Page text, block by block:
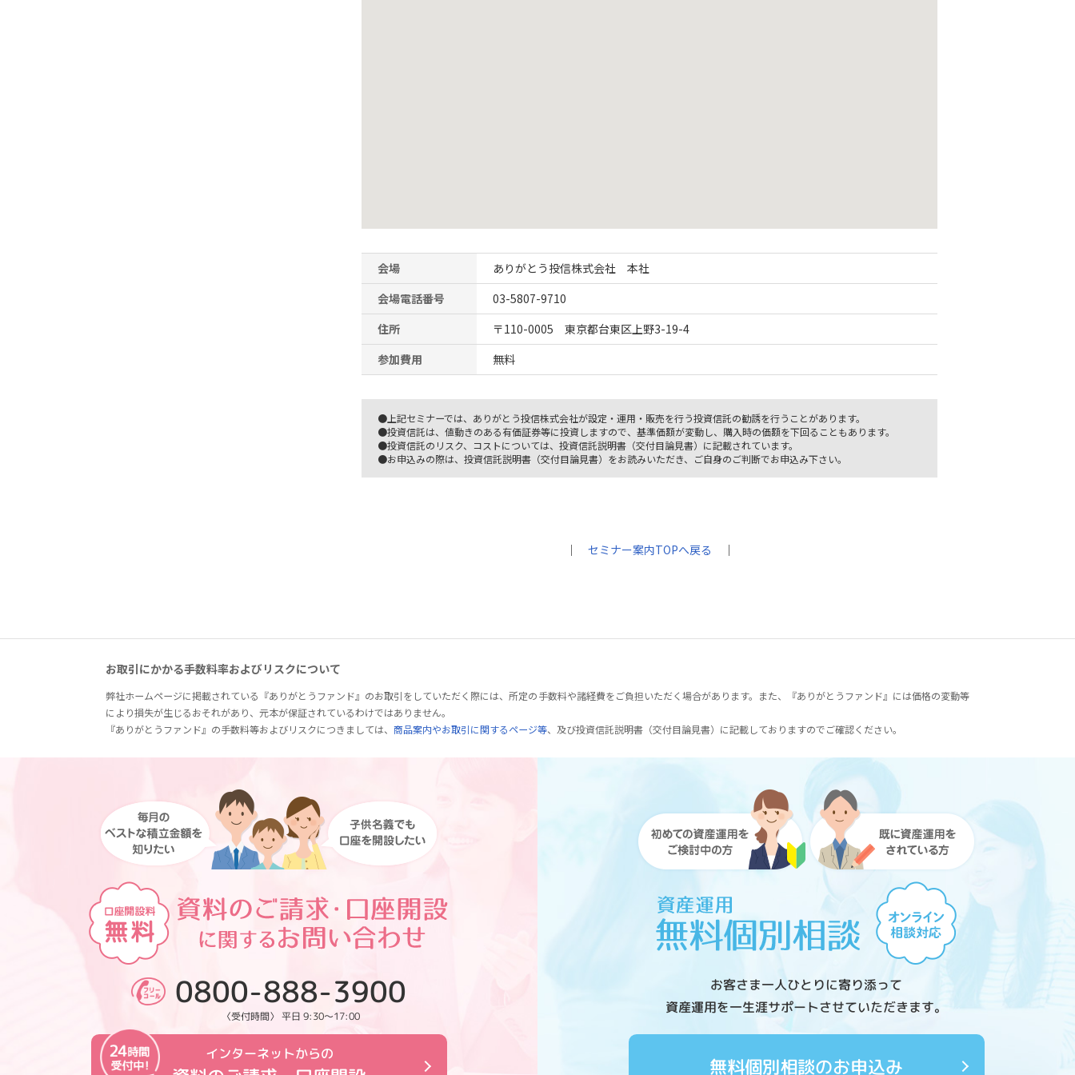
会場
ありがとう投信株式会社 本社
会場電話番号
03-5807-9710
住所
〒110-0005 東京都台東区上野3-19-4
参加費用
無料
●上記セミナーでは、ありがとう投信株式会社が設定・運用・販売を行う投資信託の勧誘を行うことがあります。
●投資信託は、値動きのある有価証券等に投資しますので、基準価額が変動し、購入時の価額を下回ることもあります。
●投資信託のリスク、コストについては、投資信託説明書（交付目論見書）に記載されています。
●お申込みの際は、投資信託説明書（交付目論見書）をお読みいただき、ご自身のご判断でお申込み下さい。
｜ セミナー案内TOPへ戻る ｜
お取引にかかる手数料率およびリスクについて
弊社ホームページに掲載されている『ありがとうファンド』のお取引をしていただく際には、所定の手数料や諸経費をご負担いただく場合があります。また、『ありがとうファンド』には価格の変動等
により損失が生じるおそれがあり、元本が保証されているわけではありません。
『ありがとうファンド』の手数料等およびリスクにつきましては、 商品案内やお取引に関するページ等、及び投資信託説明書（交付目論見書）に記載しておりますのでご確認ください。
0800-888-3900
〈受付時間〉 平日 9:30～17:00
インターネットからの
お客さま一人ひとりに寄り添って
資産運用を一生涯サポートさせていただきます。
無料個別相談のお申込み